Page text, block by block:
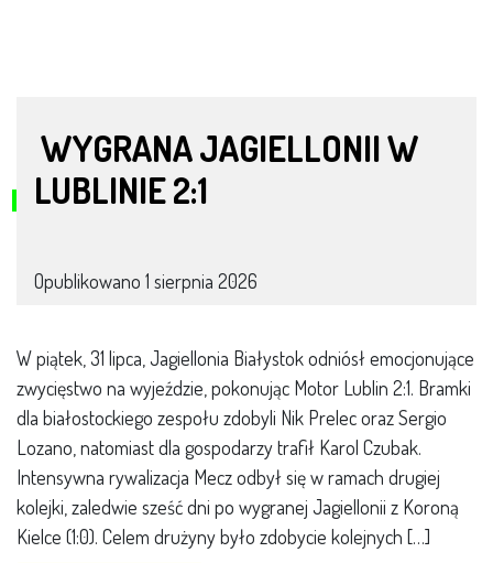
WYGRANA JAGIELLONII W
LUBLINIE 2:1
Opublikowano 1 sierpnia 2026
W piątek, 31 lipca, Jagiellonia Białystok odniósł emocjonujące
zwycięstwo na wyjeździe, pokonując Motor Lublin 2:1. Bramki
dla białostockiego zespołu zdobyli Nik Prelec oraz Sergio
Lozano, natomiast dla gospodarzy trafił Karol Czubak.
Intensywna rywalizacja Mecz odbył się w ramach drugiej
kolejki, zaledwie sześć dni po wygranej Jagiellonii z Koroną
Kielce (1:0). Celem drużyny było zdobycie kolejnych […]